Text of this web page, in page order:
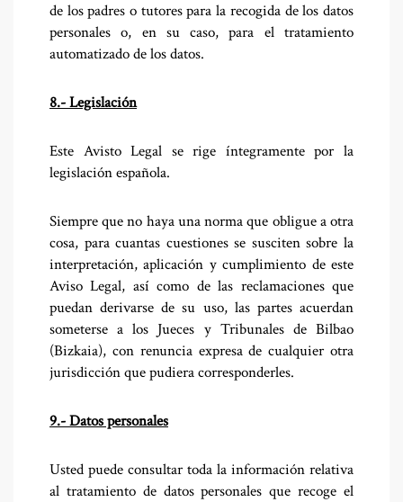
de los padres o tutores para la recogida de los datos
personales o, en su caso, para el tratamiento
automatizado de los datos.
8.- Legislación
Este Avisto Legal se rige íntegramente por la
legislación española.
Siempre que no haya una norma que obligue a otra
cosa, para cuantas cuestiones se susciten sobre la
interpretación, aplicación y cumplimiento de este
Aviso Legal, así como de las reclamaciones que
puedan derivarse de su uso, las partes acuerdan
someterse a los Jueces y Tribunales de Bilbao
(Bizkaia), con renuncia expresa de cualquier otra
jurisdicción que pudiera corresponderles.
9.- Datos personales
Usted puede consultar toda la información relativa
al tratamiento de datos personales que recoge el